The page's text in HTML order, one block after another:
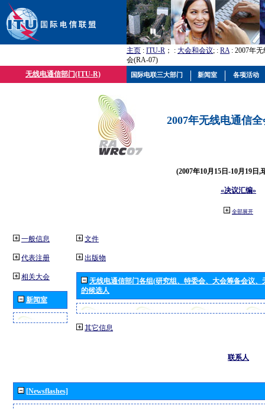
主页 : ITU-R ； : 大会和会议; : RA: 2007年
会(RA-07)
无线电通信部门(ITU-R)
2007年无线电通信
(2007年10月15日-10月19日,
«决议汇编»
全部展开
一般信息
代表注册
相关大会
新闻室
文件
出版物
无线电通信部门各组(研究组、特委会、大会筹备会议
的候选人
其它信息
联系人
[Newsflashes]
国际电联三大部门 新闻室 各项活动